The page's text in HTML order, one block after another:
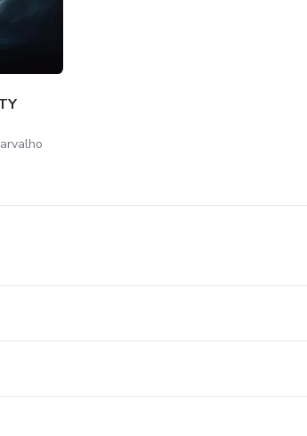
decoradoras
e Paralela
e paralelismo
do curso.
o